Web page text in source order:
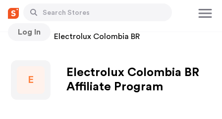
Log In
Stores Electrolux Colombia BR
E
Electrolux Colombia BR
Affiliate Program